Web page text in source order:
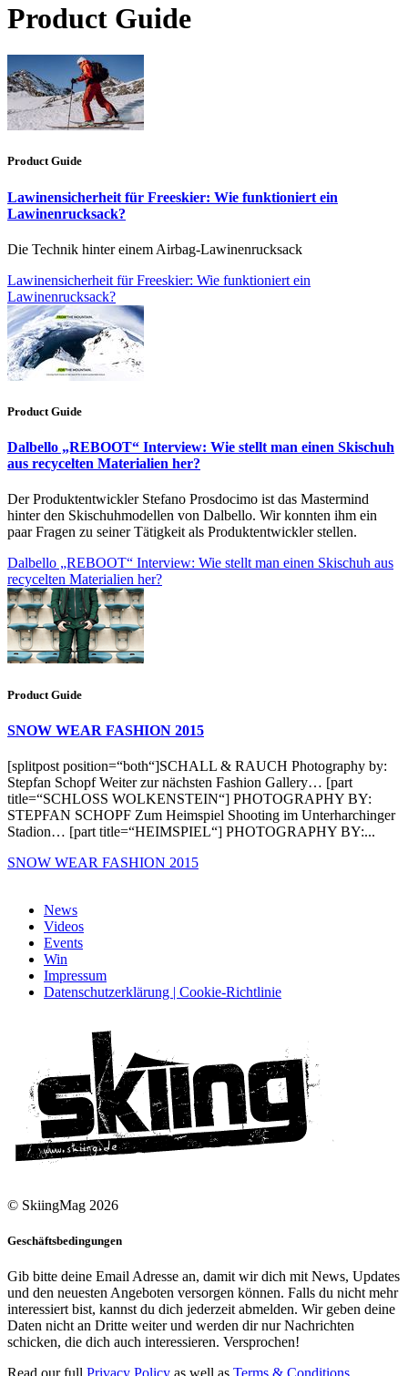
Product Guide
Product Guide
Lawinensicherheit für Freeskier: Wie funktioniert ein
Lawinenrucksack?
Die Technik hinter einem Airbag-Lawinenrucksack
Lawinensicherheit für Freeskier: Wie funktioniert ein
Lawinenrucksack?
Product Guide
Dalbello „REBOOT“ Interview: Wie stellt man einen Skischuh
aus recycelten Materialien her?
Der Produktentwickler Stefano Prosdocimo ist das Mastermind
hinter den Skischuhmodellen von Dalbello. Wir konnten ihm ein
paar Fragen zu seiner Tätigkeit als Produktentwickler stellen.
Dalbello „REBOOT“ Interview: Wie stellt man einen Skischuh aus
recycelten Materialien her?
Product Guide
SNOW WEAR FASHION 2015
[splitpost position=“both“]SCHALL & RAUCH Photography by:
Stepfan Schopf Weiter zur nächsten Fashion Gallery… [part
title=“SCHLOSS WOLKENSTEIN“] PHOTOGRAPHY BY:
STEPFAN SCHOPF Zum Heimspiel Shooting im Unterharchinger
Stadion… [part title=“HEIMSPIEL“] PHOTOGRAPHY BY:...
SNOW WEAR FASHION 2015
News
Videos
Events
Win
Impressum
Datenschutzerklärung | Cookie-Richtlinie
© SkiingMag 2026
Geschäftsbedingungen
Gib bitte deine Email Adresse an, damit wir dich mit News, Updates
und den neuesten Angeboten versorgen können. Falls du nicht mehr
interessiert bist, kannst du dich jederzeit abmelden. Wir geben deine
Daten nicht an Dritte weiter und werden dir nur Nachrichten
schicken, die dich auch interessieren. Versprochen!